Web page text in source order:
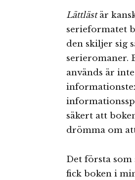
Lättlästär
serieformatet
den skiljer sig
serieromaner.
används är
säkert att
drömma om
Det första
fick boken i